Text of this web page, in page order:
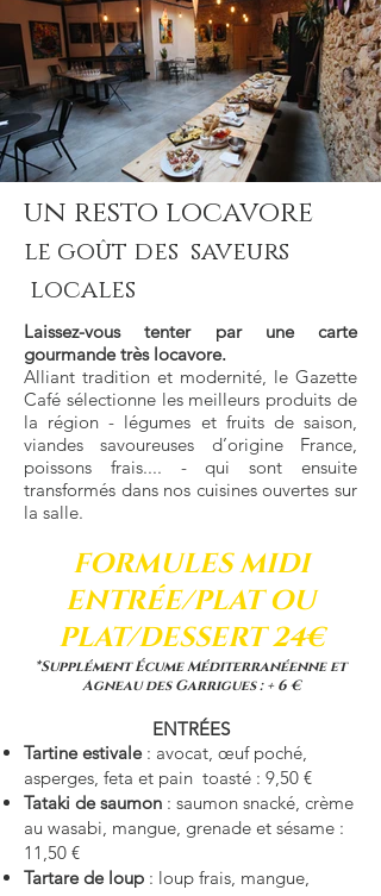
un resto locavore
le goût des saveurs
locales
Laissez-vous tenter par une carte
gourmande très locavore.
Alliant tradition et modernité, le Gazette
Café sélectionne les meilleurs produits de
la région - légumes et fruits de saison,
viandes savoureuses d’origine France,
poissons frais.... - qui sont ensuite
transformés dans nos cuisines ouvertes sur
la salle.
FORMULES MIDI
ENTRÉE/PLAT OU
PLAT/DESSERT 24€
*Supplément Écume Méditerranéenne et
Agneau des Garrigues : + 6 €
ENTRÉES
Tartine estivale: avocat, œuf poché,
asperges, feta et pain toasté : 9,50 €
Tataki de saumon : saumon snacké, crème
au wasabi, mangue, grenade et sésame :
11,50 €
Tartare de loup : loup frais, mangue,